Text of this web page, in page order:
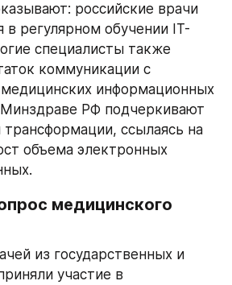
российские врачи
в регулярном обучении IT-
специалисты также
коммуникации с
информационных
РФ подчеркивают
ссылаясь на
объема электронных
медицинского
из государственных и
участие в